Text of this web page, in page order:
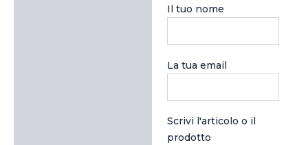
Il tuo nome
La tua email
Scrivi l'articolo o il
prodotto